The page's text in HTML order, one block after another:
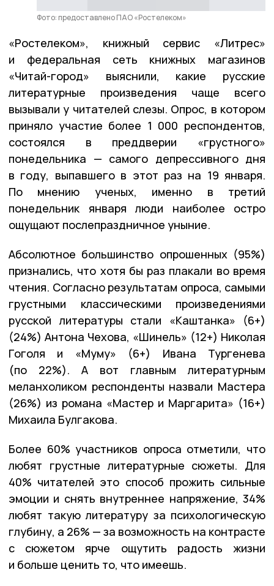
Фото: предоставлено ПАО «Ростелеком»
«Ростелеком», книжный сервис «Литрес»
и федеральная сеть книжных магазинов
«Читай-город» выяснили, какие русские
литературные произведения чаще всего
вызывали у читателей слезы. Опрос, в котором
приняло участие более 1 000 респондентов,
состоялся в преддверии «грустного»
понедельника — самого депрессивного дня
в году, выпавшего в этот раз на 19 января.
По мнению ученых, именно в третий
понедельник января люди наиболее остро
ощущают послепраздничное уныние.
Абсолютное большинство опрошенных (95%)
признались, что хотя бы раз плакали во время
чтения. Согласно результатам опроса, самыми
грустными классическими произведениями
русской литературы стали «Каштанка» (6+)
(24%) Антона Чехова, «Шинель» (12+) Николая
Гоголя и «Муму» (6+) Ивана Тургенева
(по 22%). A вот главным литературным
меланхоликом респонденты назвали Мастера
(26%) из романа «Мастер и Маргарита» (16+)
Михаила Булгакова.
Более 60% участников опроса отметили, что
любят грустные литературные сюжеты. Для
40% читателей это способ прожить сильные
эмоции и снять внутреннее напряжение, 34%
любят такую литературу за психологическую
глубину, а 26% — за возможность на контрасте
с сюжетом ярче ощутить радость жизни
и больше ценить то, что имеешь.